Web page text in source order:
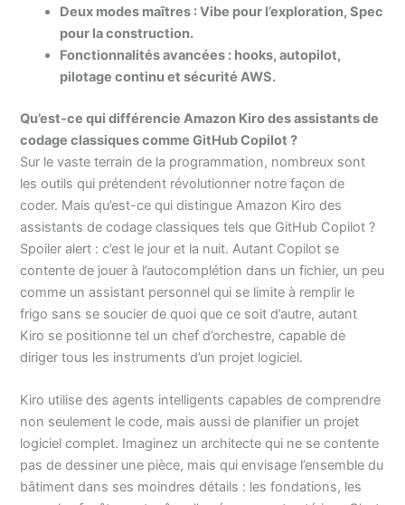
Deux modes maîtres : Vibe pour l’exploration, Spec
pour la construction.
Fonctionnalités avancées : hooks, autopilot,
pilotage continu et sécurité AWS.
Qu’est-ce qui différencie Amazon Kiro des assistants de
codage classiques comme GitHub Copilot ?
Sur le vaste terrain de la programmation, nombreux sont
les outils qui prétendent révolutionner notre façon de
coder. Mais qu’est-ce qui distingue Amazon Kiro des
assistants de codage classiques tels que GitHub Copilot ?
Spoiler alert : c’est le jour et la nuit. Autant Copilot se
contente de jouer à l’autocomplétion dans un fichier, un peu
comme un assistant personnel qui se limite à remplir le
frigo sans se soucier de quoi que ce soit d’autre, autant
Kiro se positionne tel un chef d’orchestre, capable de
diriger tous les instruments d’un projet logiciel.
Kiro utilise des agents intelligents capables de comprendre
non seulement le code, mais aussi de planifier un projet
logiciel complet. Imaginez un architecte qui ne se contente
pas de dessiner une pièce, mais qui envisage l’ensemble du
bâtiment dans ses moindres détails : les fondations, les